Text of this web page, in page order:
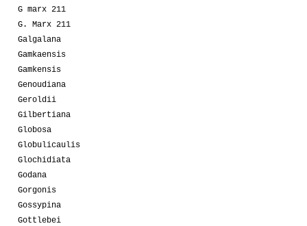
G marx 211
G. Marx 211
Galgalana
Gamkaensis
Gamkensis
Genoudiana
Geroldii
Gilbertiana
Globosa
Globulicaulis
Glochidiata
Godana
Gorgonis
Gossypina
Gottlebei